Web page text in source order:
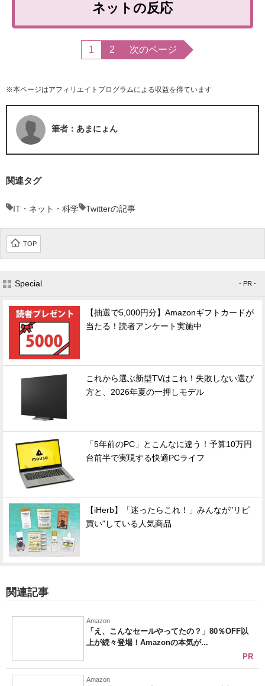
ネットの反応
1 2 次のページ
※本ページはアフィリエイトプログラムによる収益を得ています
筆者：あまにょん
関連タグ
IT・ネット・科学 Twitterの記事
TOP
Special - PR -
【抽選で5,000円分】Amazonギフトカードが
当たる！読者アンケート実施中
これから選ぶ新型TVはこれ！失敗しない選び
方と、2026年夏の一押しモデル
「5年前のPC」とこんなに違う！予算10万円
台前半で実現する快適PCライフ
【iHerb】「迷ったらこれ！」みんなが"リピ
買い"している人気商品
関連記事
Amazon
「え、こんなセールやってたの？」80％OFF以
上が続々登場！Amazonの本気が...
PR
Amazon